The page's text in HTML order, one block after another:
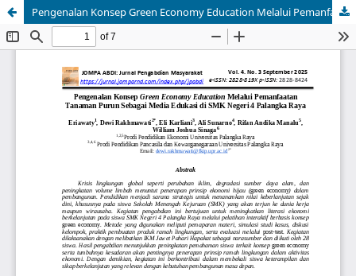
Pengenalan Konsep Green Economy Education Melalui Pemanfaatan Tanaman Purun Sebagai Media Edukasi di SMK Negeri 4 Palangka Raya